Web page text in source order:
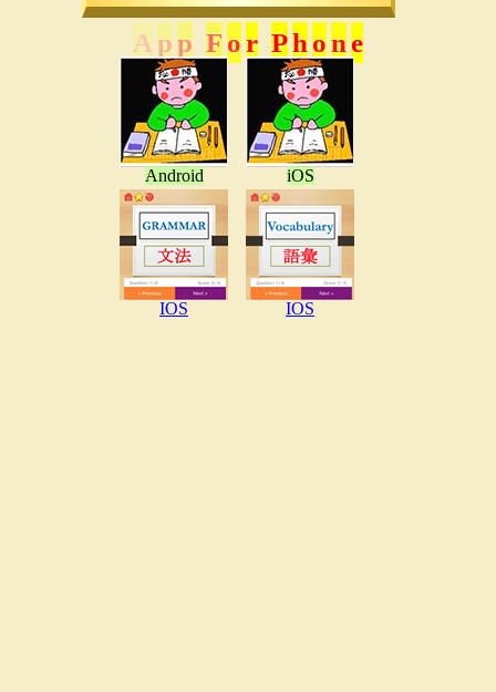
A pp For Phone
Android iOS
IOS IOS